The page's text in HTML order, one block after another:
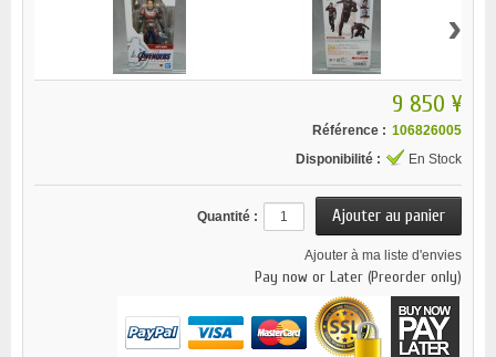
›
9 850 ¥
Référence : 106826005
Disponibilité :
En Stock
Quantité :
Ajouter à ma liste d'envies
Pay now or Later (Preorder only)